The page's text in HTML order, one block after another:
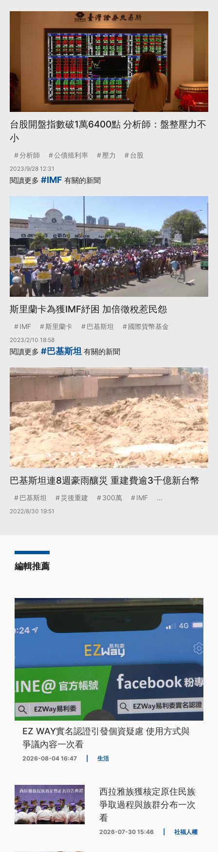
台股開盤指數破1萬6400點 分析師：盤整壓力不
小
分析師 公債殖利率 壓力 台股
2023/9/28 12:31
閱讀更多 #IMF 有關的新聞
斯里蘭卡為獲IMF紓困 加倍徵稅惹民怨
IMF 斯里蘭卡 巴基斯坦 國際貨幣基金
2023/2/10 18:58
閱讀更多 #巴基斯坦 有關的新聞
巴基斯坦連8週豪雨釀災 重建費逾3千億新台幣
巴基斯坦 災後重建 300萬 IMF ...
2022/8/30 19:51
編輯推薦
EZ WAY實名認證引發個資疑慮 使用方式與
爭議內容一次看
2026-08-04 16:47 生活
西拉雅族獲核定原住民族
爭取過程與族群分布一次
看
2026-07-30 15:46 社福人權